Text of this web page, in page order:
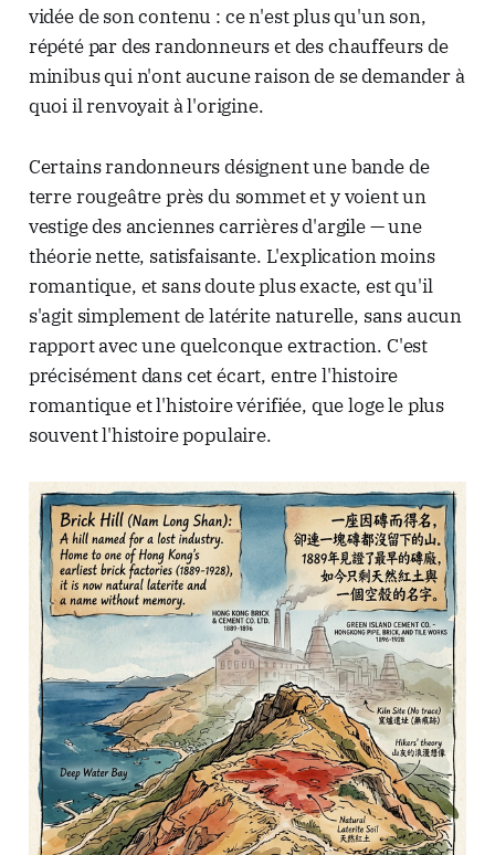
vidée de son contenu : ce n'est plus qu'un son,
répété par des randonneurs et des chauffeurs de
minibus qui n'ont aucune raison de se demander à
quoi il renvoyait à l'origine.
Certains randonneurs désignent une bande de
terre rougeâtre près du sommet et y voient un
vestige des anciennes carrières d'argile — une
théorie nette, satisfaisante. L'explication moins
romantique, et sans doute plus exacte, est qu'il
s'agit simplement de latérite naturelle, sans aucun
rapport avec une quelconque extraction. C'est
précisément dans cet écart, entre l'histoire
romantique et l'histoire vérifiée, que loge le plus
souvent l'histoire populaire.